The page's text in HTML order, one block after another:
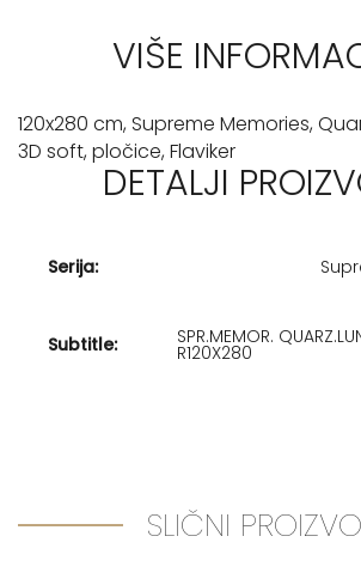
VIŠE
120x280 cm, Supreme Memories,
3D soft, pločice, Flaviker
DETALJI
Serija:
Subtitle: SPR.MEMOR.
R120X280
SLIČNI